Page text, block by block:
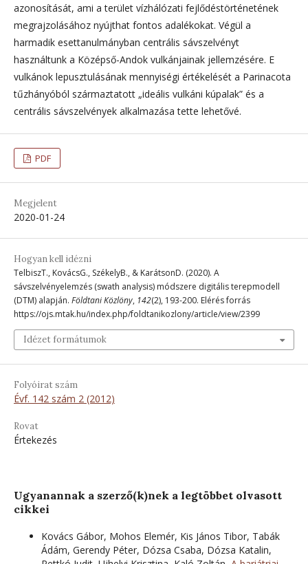
azonosítását, ami a terület vízhálózati fejlődéstörténetének
megrajzolásához nyújthat fontos adalékokat. Végül a
harmadik esettanulmányban centrális sávszelvényt
használtunk a Középső-Andok vulkánjainak jellemzésére. E
vulkánok lepusztulásának mennyiségi értékelését a Parinacota
tűzhányóból származtatott „ideális vulkáni kúpalak” és a
centrális sávszelvények alkalmazása tette lehetővé.
PDF
Megjelent
2020-01-24
Hogyan kell idézni
TelbiszT., KovácsG., SzékelyB., & KarátsonD. (2020). A
sávszelvényelemzés (swath analysis) módszere digitális terepmodell
(DTM) alapján. Földtani Közlöny, 142(2), 193-200. Elérés forrás
https://ojs.mtak.hu/index.php/foldtanikozlony/article/view/2399
Idézet formátumok
Folyóirat szám
Évf. 142 szám 2 (2012)
Rovat
Értekezés
Ugyanannak a szerző(k)nek a legtöbbet olvasott
cikkei
Kovács Gábor, Mohos Elemér, Kis János Tibor, Tabák
Ádám, Gerendy Péter, Dózsa Csaba, Dózsa Katalin,